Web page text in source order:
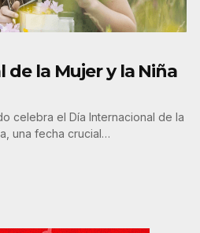
la Mujer y la Niña
celebra el Día Internacional de la
una fecha crucial…